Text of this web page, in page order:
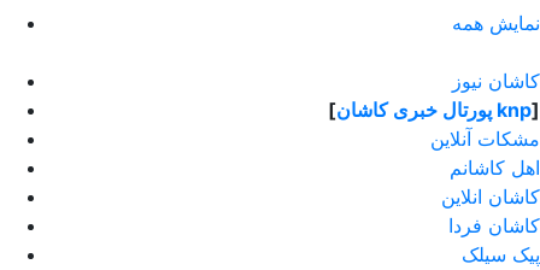
نمایش همه
کاشان نیوز
[
پورتال خبری كاشان knp]
مشکات آنلاین
اهل کاشانم
کاشان انلاین
کاشان فردا
پیک سیلک